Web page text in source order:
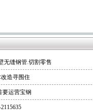
无缝钢管.切割零售
造寻围住
要运营宝钢